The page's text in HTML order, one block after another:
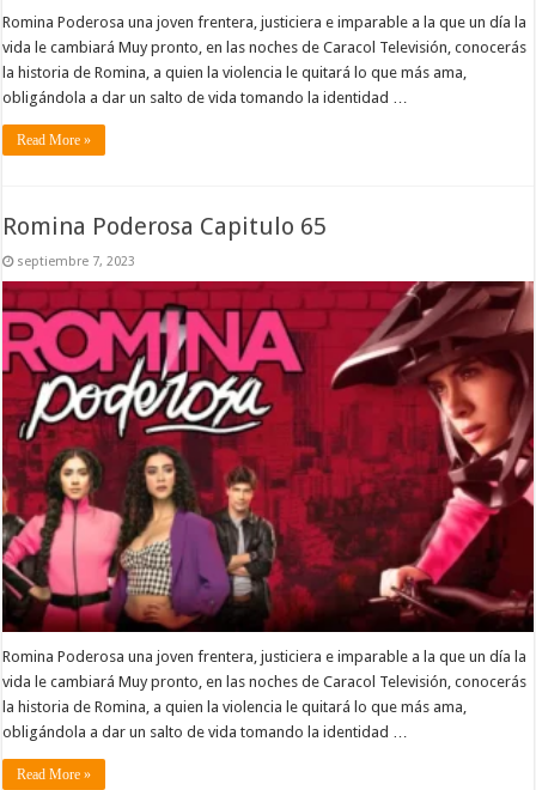
Romina Poderosa una joven frentera, justiciera e imparable a la que un día la
vida le cambiará Muy pronto, en las noches de Caracol Televisión, conocerás
la historia de Romina, a quien la violencia le quitará lo que más ama,
obligándola a dar un salto de vida tomando la identidad …
Read More »
Romina Poderosa Capitulo 65
septiembre 7, 2023
Romina Poderosa una joven frentera, justiciera e imparable a la que un día la
vida le cambiará Muy pronto, en las noches de Caracol Televisión, conocerás
la historia de Romina, a quien la violencia le quitará lo que más ama,
obligándola a dar un salto de vida tomando la identidad …
Read More »